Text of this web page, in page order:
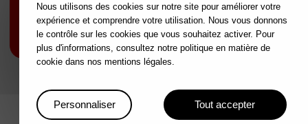
Marques partenaires : mondelin.fr-leborgne.fr
Mentions légales
Nous utilisons des cookies sur notre site pour améliorer votre
expérience et comprendre votre utilisation. Nous vous donnons
le contrôle sur les cookies que vous souhaitez activer. Pour
plus d'informations, consultez notre politique en matière de
cookie dans nos mentions légales.
Tout accepter
Personnaliser